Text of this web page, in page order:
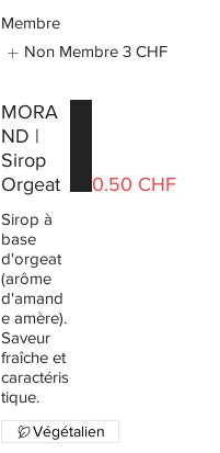
Membre
Non Membre 3 CHF
MORA
ND |
Sirop
Orgeat
Sirop à
base
d'orgeat
(arôme
d'amand
e amère).
Saveur
fraîche et
caractéris
tique.
0.50 CHF
Végétalien